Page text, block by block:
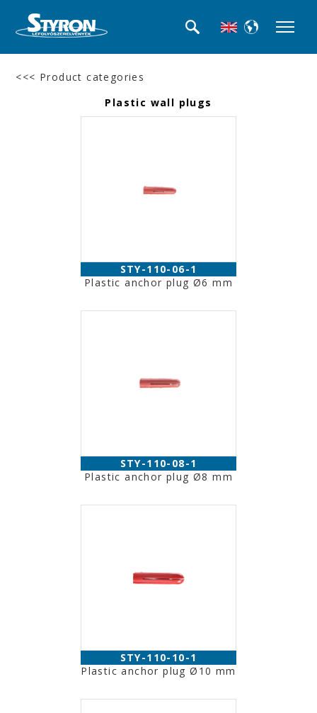
<<< Product categories
Plastic wall plugs
STY-110-06-1
Plastic anchor plug Ø6 mm
STY-110-08-1
Plastic anchor plug Ø8 mm
STY-110-10-1
Plastic anchor plug Ø10 mm